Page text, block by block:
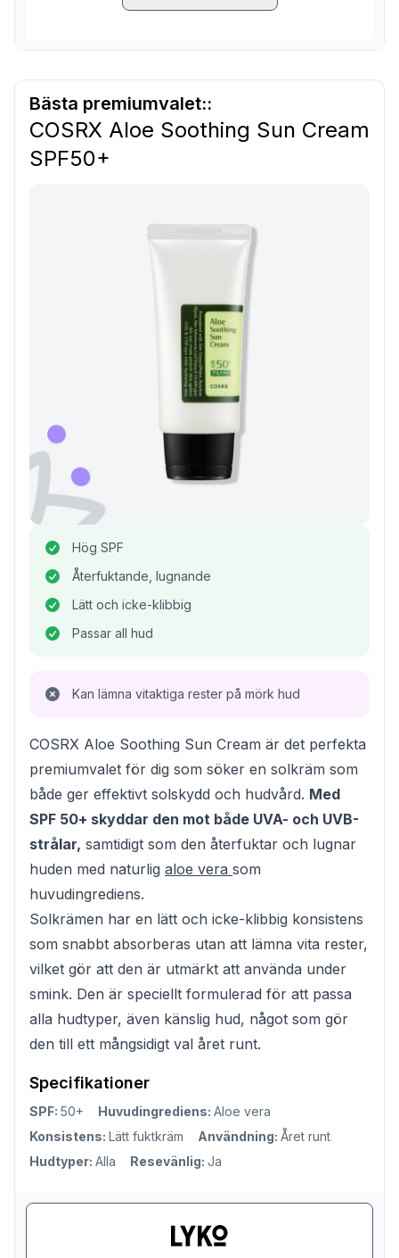
Bästa premiumvalet::
COSRX Aloe Soothing Sun Cream
SPF50+
Hög SPF
Återfuktande, lugnande
Lätt och icke-klibbig
Passar all hud
Kan lämna vitaktiga rester på mörk hud
COSRX Aloe Soothing Sun Cream är det perfekta
premiumvalet för dig som söker en solkräm som
både ger effektivt solskydd och hudvård. Med
SPF 50+ skyddar den mot både UVA- och UVB-
strålar, samtidigt som den återfuktar och lugnar
huden med naturlig aloe vera som
huvudingrediens.
Solkrämen har en lätt och icke-klibbig konsistens
som snabbt absorberas utan att lämna vita rester,
vilket gör att den är utmärkt att använda under
smink. Den är speciellt formulerad för att passa
alla hudtyper, även känslig hud, något som gör
den till ett mångsidigt val året runt.
Specifikationer
SPF: 50+ Huvudingrediens: Aloe vera
Konsistens: Lätt fuktkräm Användning: Året runt
Hudtyper: Alla Resevänlig: Ja